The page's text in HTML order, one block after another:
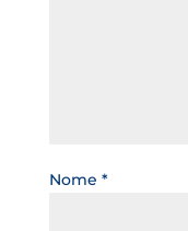
Nome *